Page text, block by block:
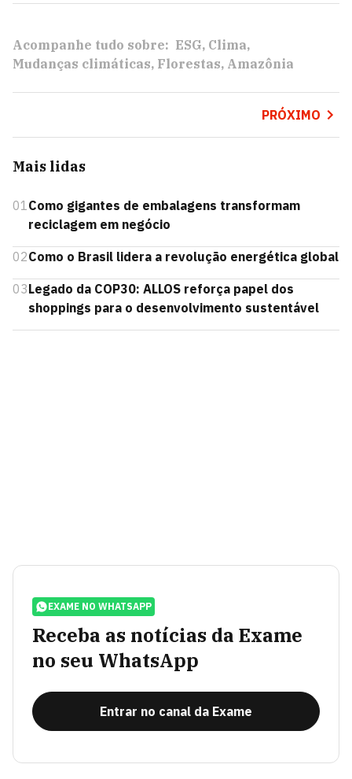
Acompanhe tudo sobre: ESG Clima
Mudanças climáticas Florestas Amazônia
PRÓXIMO
Mais lidas
01Como gigantes de embalagens transformam
reciclagem em negócio
02Como o Brasil lidera a revolução energética global
03Legado da COP30: ALLOS reforça papel dos
shoppings para o desenvolvimento sustentável
EXAME NO WHATSAPP
Receba as notícias da Exame
no seu WhatsApp
Entrar no canal da Exame